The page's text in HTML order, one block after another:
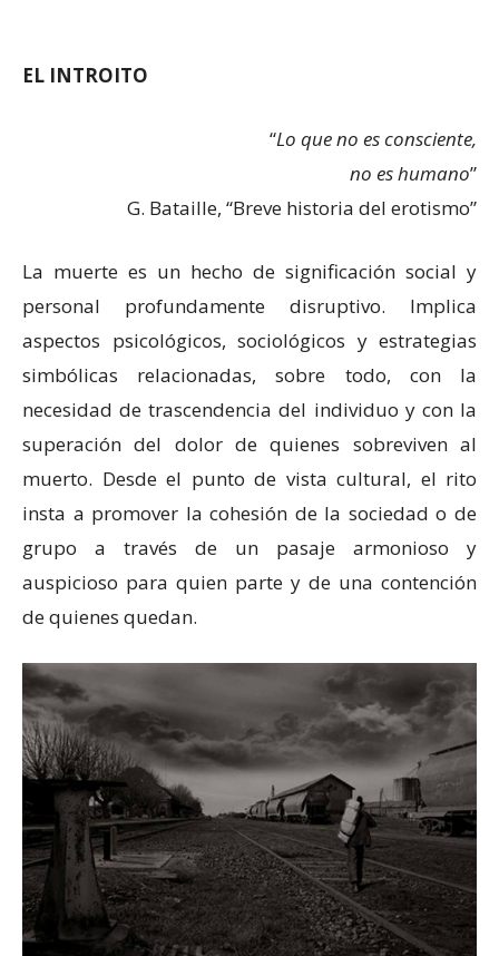
EL INTROITO
“Lo que no es consciente,
no es humano”
G. Bataille, “Breve historia del erotismo”
La muerte es un hecho de significación social y
personal profundamente disruptivo. Implica
aspectos psicológicos, sociológicos y estrategias
simbólicas relacionadas, sobre todo, con la
necesidad de trascendencia del individuo y con la
superación del dolor de quienes sobreviven al
muerto. Desde el punto de vista cultural, el rito
insta a promover la cohesión de la sociedad o de
grupo a través de un pasaje armonioso y
auspicioso para quien parte y de una contención
de quienes quedan.